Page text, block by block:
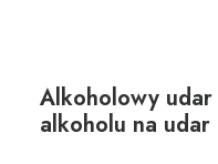
Alkoholowy
alkoholu na